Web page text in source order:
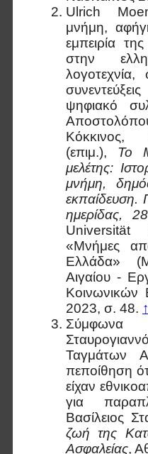
Ulrich
μνήμη,
εμπειρία
στην
ψηφιακό
Κόκκινος,
(επιμ.), Το
μελέτης:
μνήμη,
εκπαίδευση.
ημερίδας,
Universität
«Μνήμες
Ελλάδα»
Αιγαίου -
Κοινωνικών
2023, σ. 48. ↑
Ταγμάτων
πεποίθηση
είχαν
για
Βασίλειος
ζωή της
Ασφαλείας,